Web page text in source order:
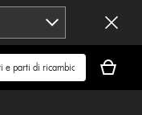
carrello
è